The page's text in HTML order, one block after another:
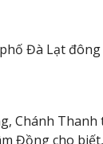
Đà Lạt đông
Chánh Thanh
Đồng cho